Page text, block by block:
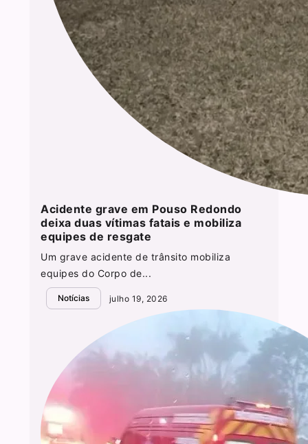
Acidente grave em Pouso Redondo
deixa duas vítimas fatais e mobiliza
equipes de resgate
Um grave acidente de trânsito mobiliza
equipes do Corpo de...
Notícias julho 19, 2026